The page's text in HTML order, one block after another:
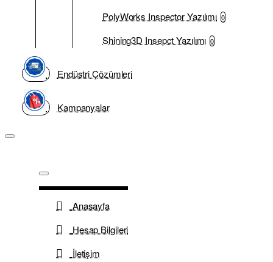
PolyWorks Inspector Yazılımı 0
Shining3D Insepct Yazılımı 0
Endüstri Çözümleri
Kampanyalar
Anasayfa
Hesap Bilgileri
İletişim